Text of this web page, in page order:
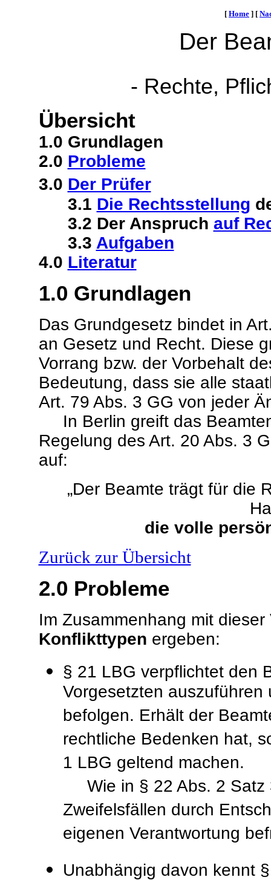
[ Home ] [
Der
- Rechte,
Übersicht
1.0 Grundlagen
2.0 Probleme
3.0 Der Prüfer
3.1 Die Rechtsstellung
3.2 Der Anspruch auf
3.3 Aufgaben
4.0 Literatur
1.0 Grundlagen
Das Grundgesetz bindet in
an Gesetz und Recht. Diese
Vorrang bzw. der Vorbehalt
Bedeutung, dass sie alle
Art. 79 Abs. 3 GG von jeder
In Berlin greift das
Regelung des Art. 20 Abs. 3
auf:
„Der Beamte trägt für die
die volle
Zurück zur Übersicht
2.0 Probleme
Im Zusammenhang mit
Konflikttypen ergeben:
§ 21 LBG verpflichtet den
Vorgesetzten
befolgen. Erhält der
rechtliche Bedenken hat,
1 LBG geltend machen.
Wie in § 22 Abs. 2 Satz
Zweifelsfällen durch
eigenen Verantwortung
Unabhängig davon kennt